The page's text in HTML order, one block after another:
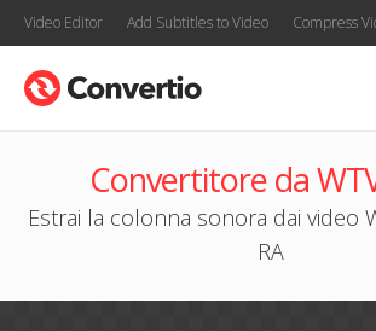
Video Editor Add Subtitles to Video Compress
Convertitore da
Estrai la colonna sonora dai video
RA